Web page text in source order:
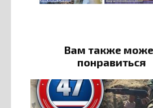
Вам также
понравиться